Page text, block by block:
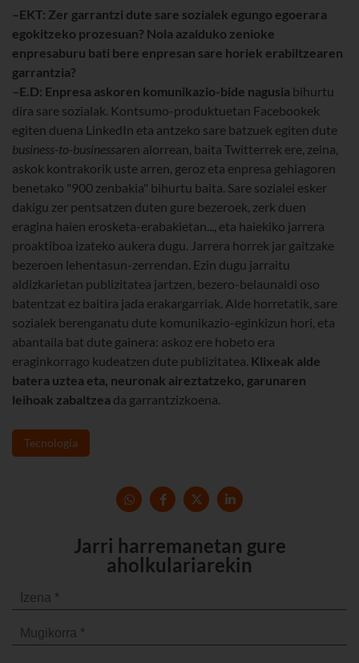
–EKT: Zer garrantzi dute sare sozialek egungo egoerara
egokitzeko prozesuan? Nola azalduko zenioke
enpresaburu bati bere enpresan sare horiek erabiltzearen
garrantzia?
–E.D: Enpresa askoren komunikazio-bide nagusia bihurtu
dira sare sozialak. Kontsumo-produktuetan Facebookek
egiten duena LinkedIn eta antzeko sare batzuek egiten dute
business-to-businessaren alorrean, baita Twitterrek ere, zeina,
askok kontrakorik uste arren, geroz eta enpresa gehiagoren
benetako "900 zenbakia" bihurtu baita. Sare sozialei esker
dakigu zer pentsatzen duten gure bezeroek, zerk duen
eragina haien erosketa-erabakietan..., eta haiekiko jarrera
proaktiboa izateko aukera dugu. Jarrera horrek jar gaitzake
bezeroen lehentasun-zerrendan. Ezin dugu jarraitu
aldizkarietan publizitatea jartzen, bezero-belaunaldi oso
batentzat ez baitira jada erakargarriak. Alde horretatik, sare
sozialek berenganatu dute komunikazio-eginkizun hori, eta
abantaila bat dute gainera: askoz ere hobeto era
eraginkorrago kudeatzen dute publizitatea. Klixeak alde
batera uztea eta, neuronak aireztatzeko, garunaren
leihoak zabaltzea da garrantzizkoena.
Tecnología
Jarri harremanetan gure
aholkulariarekin